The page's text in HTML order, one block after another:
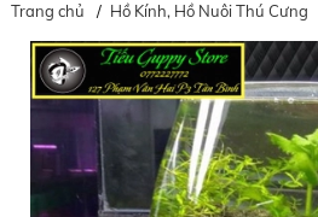
Trang chủ Hồ Kính, Hồ Nuôi Thú Cưng